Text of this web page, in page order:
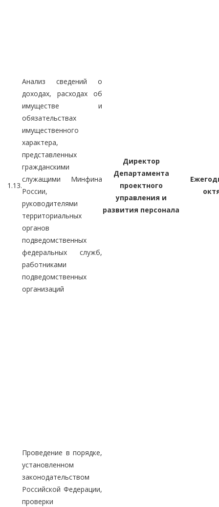
1.13.
Анализ сведений о
доходах, расходах об
имуществе и
обязательствах
имущественного
характера,
представленных
гражданскими
служащими Минфина
России,
руководителями
территориальных
органов
подведомственных
федеральных служб,
работниками
подведомственных
организаций
Директор
Департамента
проектного
управления и
развития персонала
Проведение в порядке,
установленном
законодательством
Российской Федерации,
проверки